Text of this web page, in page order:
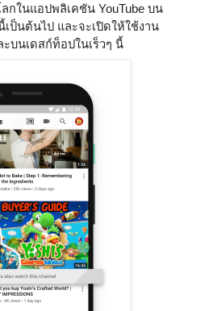
กในแอปพลิเคชัน YouTube บน
ป็นต้นไป และจะเปิดให้ใช้งาน
ะบนเดสก์ท็อปในเร็วๆ นี้